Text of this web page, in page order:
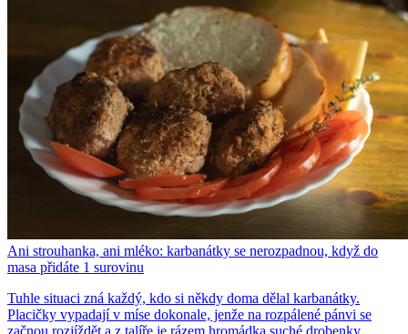
Ani strouhanka, ani mléko: karbanátky se nerozpadnou, když do
masa přidáte 1 surovinu
Tuhle situaci zná každý, kdo si někdy doma dělal karbanátky.
Placičky vypadají v míse dokonale, jenže na rozpálené pánvi se